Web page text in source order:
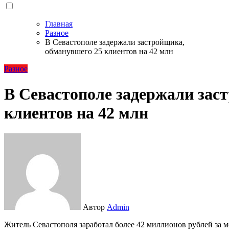
Главная
Разное
В Севастополе задержали застройщика,
обманувшего 25 клиентов на 42 млн
Разное
В Севастополе задержали
клиентов на 42 млн
Автор Admin
Житель Севастополя заработал более 42 миллионов рублей